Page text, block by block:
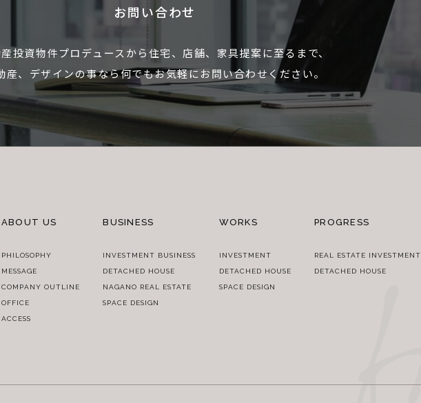
お問い合わせ
投資物件プロデュースから住宅、店舗、家具提案に至るまで、
産、デザインの事なら何でもお気軽にお問い合わせください。
ABOUT US
PHILOSOPHY
MESSAGE
COMPANY OUTLINE
OFFICE
ACCESS
BUSINESS
INVESTMENT BUSINESS
DETACHED HOUSE
NAGANO REAL ESTATE
SPACE DESIGN
WORKS
INVESTMENT
DETACHED HOUSE
SPACE DESIGN
PROGRESS
REAL ESTATE INVESTMENT
DETACHED HOUSE